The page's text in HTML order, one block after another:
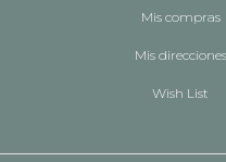
Mis compras
Mis direcciones
Wish List